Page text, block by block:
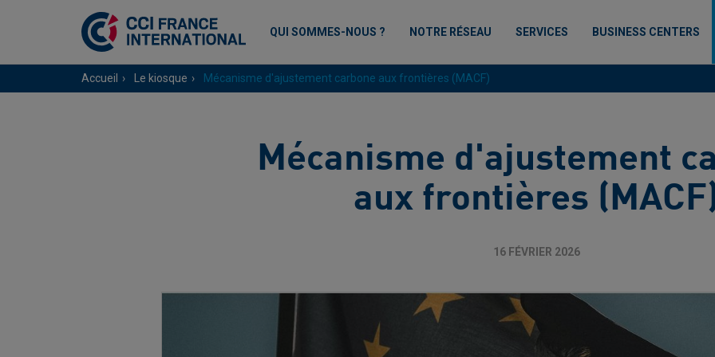
QUI SOMMES-NOUS ? NOTRE RÉSEAU SERVICES BUSINESS CENTERS
Accueil Le kiosque Mécanisme d'ajustement carbone aux frontières (MACF)
Mécanisme d'ajustement
aux frontières
16 FÉVRIER 2026